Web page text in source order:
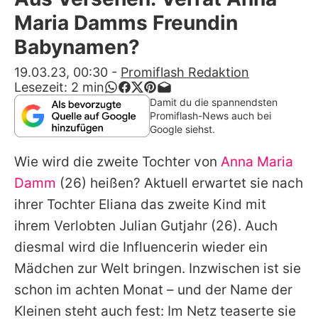
Alle Themen auf Promiflash
App runterladen
Team
Redaktionelle Richtlinien
Impressum
Datenschutzerklärung
Nutzungsbedingungen
Utiq verwalten
Maria Damms Freundin
Babynamen?
19.03.23, 00:30 - Promiflash Redaktion
Lesezeit: 2 min
Damit du die spannendsten
Promiflash-News auch bei
Google siehst.
Wie wird die zweite Tochter von Anna Maria
Damm (26) heißen? Aktuell erwartet sie nach
ihrer Tochter Eliana das zweite Kind mit
ihrem Verlobten Julian Gutjahr (26). Auch
diesmal wird die Influencerin wieder ein
Mädchen zur Welt bringen. Inzwischen ist sie
schon im achten Monat – und der Name der
Kleinen steht auch fest: Im Netz teaserte sie